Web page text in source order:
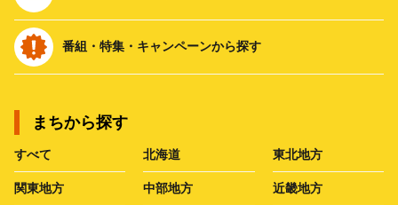
番組・特集・キャンペーンから探す
まちから探す
すべて 北海道 東北地方
関東地方 中部地方 近畿地方